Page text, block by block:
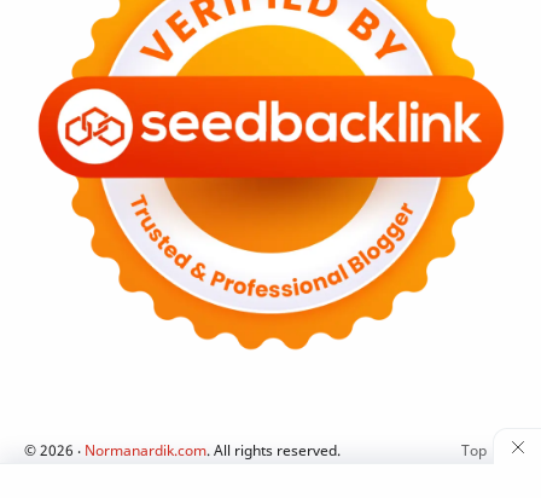
©2026 ‧ Normanardik.com. All rights reserved.